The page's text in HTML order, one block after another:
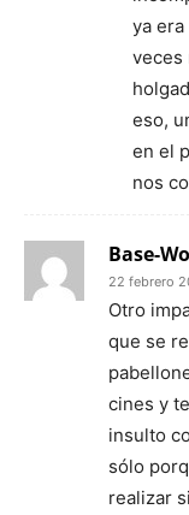
ya
veces
eso,
en el
nos
Base-
22 febrero
Otro
que se
cines y
insulto
sólo
realizar